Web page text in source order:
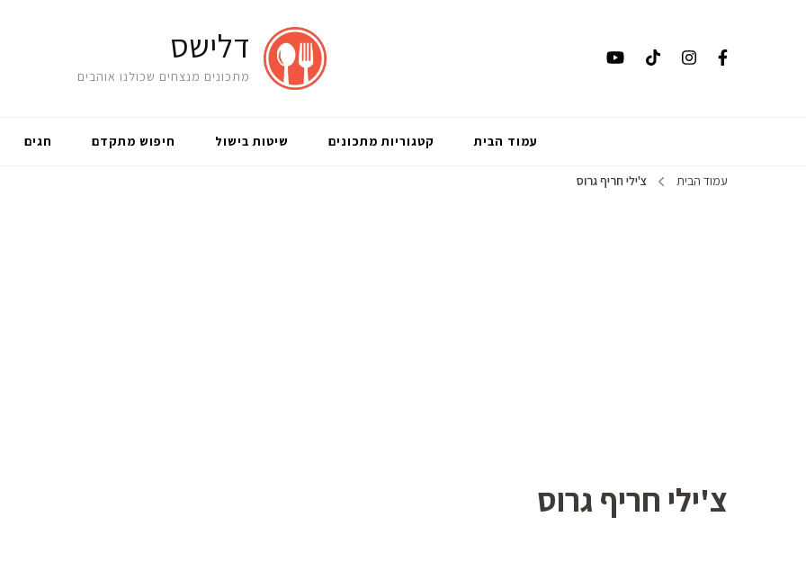
דלישס
מתכונים מנצחים שכולנו אוהבים
עמוד הבית קטגוריות מתכונים שיטות בישול חיפוש מתקדם חגים
עמוד הבית צ'ילי חריף גרוס
צ'ילי חריף גרוס